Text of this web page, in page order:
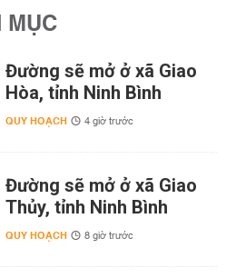
MỤC
Đường sẽ mở ở xã Giao
Hòa, tỉnh Ninh Bình
QUY HOẠCH 4 giờ trước
Đường sẽ mở ở xã Giao
Thủy, tỉnh Ninh Bình
QUY HOẠCH 8 giờ trước